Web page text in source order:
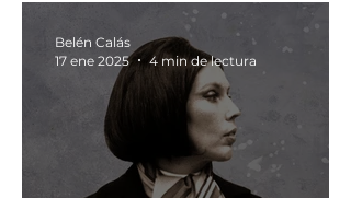
Belén Calás
17 ene 2025
4 min de lectura